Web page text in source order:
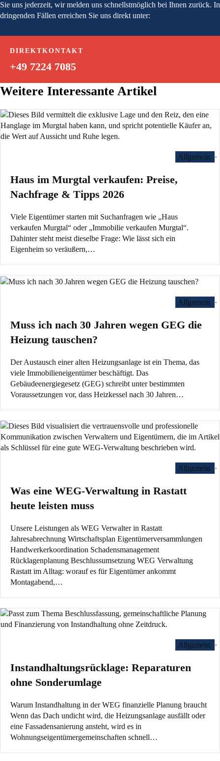
Sie uns jederzeit, wir melden uns schnellstmöglich bei Ihnen zurück. In
dringenden Fällen erreichen Sie uns direkt unter:
DIREKTKONTAKT
+49 7224 7085
Weitere Interessante Artikel
Allgemein ·
Haus im Murgtal verkaufen: Preise,
Nachfrage & Tipps 2026
Viele Eigentümer starten mit Suchanfragen wie „Haus
verkaufen Murgtal“ oder „Immobilie verkaufen Murgtal“.
Dahinter steht meist dieselbe Frage: Wie lässt sich ein
Eigenheim so veräußern,…
Allgemein ·
Muss ich nach 30 Jahren wegen GEG die
Heizung tauschen?
Der Austausch einer alten Heizungsanlage ist ein Thema, das
viele Immobilieneigentümer beschäftigt. Das
Gebäudeenergiegesetz (GEG) schreibt unter bestimmten
Voraussetzungen vor, dass Heizkessel nach 30 Jahren…
Allgemein ·
Was eine WEG-Verwaltung in Rastatt
heute leisten muss
Unsere Leistungen als WEG Verwalter in Rastatt
Jahresabrechnung Wirtschaftsplan Eigentümerversammlungen
Handwerkerkoordination Schadensmanagement
Rücklagenplanung Beschlussumsetzung WEG Verwaltung
Rastatt im Alltag: worauf es für Eigentümer ankommt
Montagabend,…
Allgemein ·
Instandhaltungsrücklage: Reparaturen
ohne Sonderumlage
Warum Instandhaltung in der WEG finanzielle Planung braucht
Wenn das Dach undicht wird, die Heizungsanlage ausfällt oder
eine Fassadensanierung ansteht, wird es in
Wohnungseigentümergemeinschaften schnell…